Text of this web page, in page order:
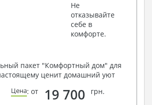
Не
отказывайте
себе в
комфорте.
пакет "Комфортный дом" для
ценит домашний уют
Цена: от 19 700 грн.